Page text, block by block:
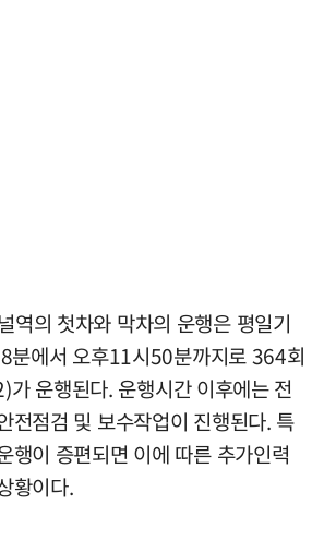
역의 첫차와 막차의 운행은 평일기
분에서 오후11시50분까지로 364회
운행된다. 운행시간 이후에는 전
전점검 및 보수작업이 진행된다. 특
행이 증편되면 이에 따른 추가인력
황이다.